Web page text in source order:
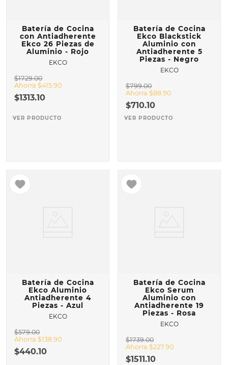
Batería de Cocina
con Antiadherente
Ekco 26 Piezas de
Aluminio - Rojo
EKCO
$1729.00
Ahorra $415.90
$1313.10
VER PRODUCTO
Batería de Cocina
Ekco Blackstick
Aluminio con
Antiadherente 5
Piezas - Negro
EKCO
$799.00
Ahorra $88.90
$710.10
VER PRODUCTO
Batería de Cocina
Ekco Aluminio
Antiadherente 4
Piezas - Azul
EKCO
$579.00
Ahorra $138.90
$440.10
Batería de Cocina
Ekco Serum
Aluminio con
Antiadherente 19
Piezas - Rosa
EKCO
$1739.00
Ahorra $227.90
$1511.10